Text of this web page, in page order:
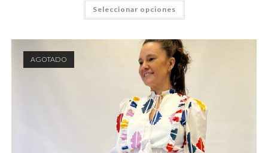
Seleccionar opciones
AGOTADO